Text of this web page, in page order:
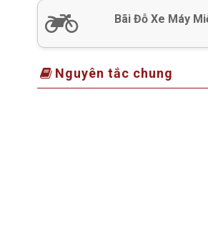
Bãi Đỗ Xe Máy
Nguyên tắc chung